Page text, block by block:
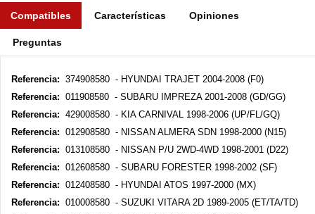
Compatibles Características Opiniones
Preguntas
Referencia: 374908580 - HYUNDAI TRAJET 2004-2008 (F0)
Referencia: 011908580 - SUBARU IMPREZA 2001-2008 (GD/GG)
Referencia: 429008580 - KIA CARNIVAL 1998-2006 (UP/FL/GQ)
Referencia: 012908580 - NISSAN ALMERA SDN 1998-2000 (N15)
Referencia: 013108580 - NISSAN P/U 2WD-4WD 1998-2001 (D22)
Referencia: 012608580 - SUBARU FORESTER 1998-2002 (SF)
Referencia: 012408580 - HYUNDAI ATOS 1997-2000 (MX)
Referencia: 010008580 - SUZUKI VITARA 2D 1989-2005 (ET/TA/TD)